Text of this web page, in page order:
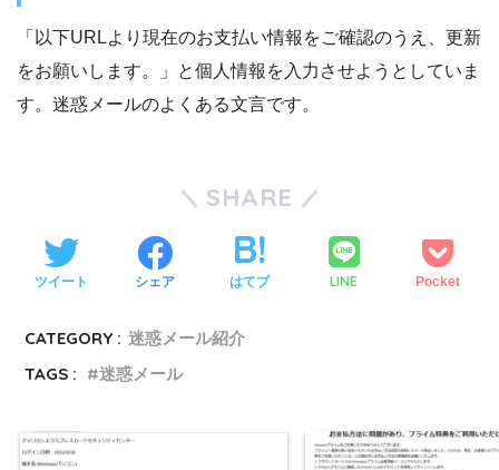
「以下URLより現在のお支払い情報をご確認のうえ、更新
をお願いします。」と個人情報を入力させようとしていま
す。迷惑メールのよくある文言です。
SHARE
ツイート シェア はてブ LINE Pocket
CATEGORY : 迷惑メール紹介
TAGS :
迷惑メール